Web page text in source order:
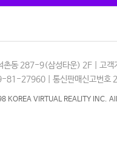
촌동 287-9(삼성타운) 2F |
81-27960 | 통신판매신고번호
KOREA VIRTUAL REALITY INC.